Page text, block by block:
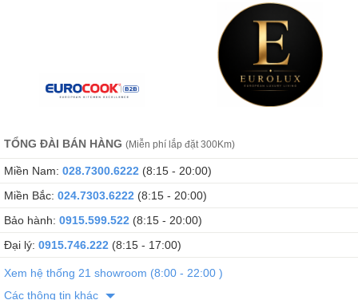
Thông Tin Kỹ Thuật Chậu Rửa Chén Đá
Thành Phần: 80% Bột Đá Granite Tự Nhiên
Màu sắc chậu: 3 Màu Đen Tuyền (03) - Muối Ớt Hồng(01) - Muối
Kích thước cắt đá lắp nổi: 840x480mm (DxR)
Kích thước lòng chậu: 357x345mm / 420x400mm
Kích thước tủ tối thiểu yêu cầu: 840mm
Độ sâu lòng chậu: 205mm
Độ dày: 10mm
Lắp đặt: Lắp nổi, Lắp âm
Đóng gói: Đầy đủ bộ xả (xiphong).
TỔNG ĐÀI BÁN HÀNG (Miễn phí lắp đặt 300Km)
Miền Nam: 028.7300.6222 (8:15 - 20:00)
Miền Bắc: 024.7303.6222 (8:15 - 20:00)
Bảo hành: 0915.599.522 (8:15 - 20:00)
Đại lý: 0915.746.222 (8:15 - 17:00)
Xem hệ thống 21 showroom (8:00 - 22:00 )
Các thông tin khác